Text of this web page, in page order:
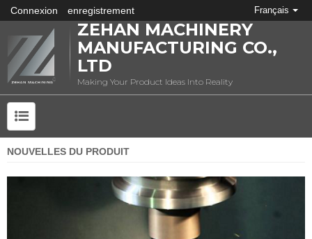
Connexion enregistrement Français
ZEHAN MACHINERY
MANUFACTURING CO.,
LTD
Making Your Product Ideas Into Reality
NOUVELLES DU PRODUIT